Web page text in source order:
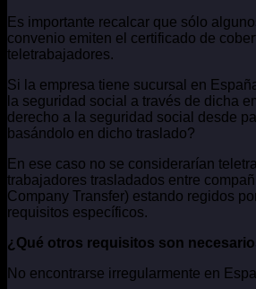
Es importante recalcar que sólo
convenio emiten el certificado de
teletrabajadores.
Si la empresa tiene sucursal en
la seguridad social a través de dicha
derecho a la seguridad social desde
basándolo en dicho traslado?
En ese caso no se considerarían
trabajadores trasladados entre
Company Transfer) estando regidos
requisitos específicos.
¿Qué otros requisitos son
No encontrarse irregularmente en